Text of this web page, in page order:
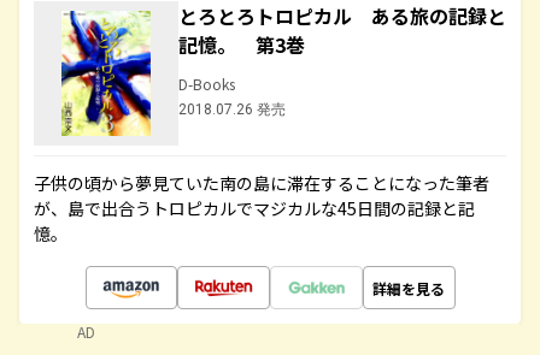
とろとろトロピカル ある旅の記録と
記憶。 第3巻
D-Books
2018.07.26 発売
子供の頃から夢見ていた南の島に滞在することになった筆者
が、島で出合うトロピカルでマジカルな45日間の記録と記
憶。
詳細を見る
AD